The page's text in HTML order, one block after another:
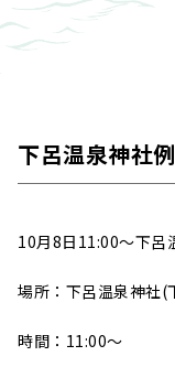
下呂温泉神社
10月8日11:00～下呂
場所：下呂温泉神社(
時間：11:00～